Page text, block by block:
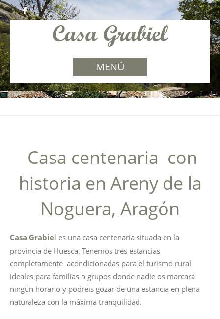
MENÚ
Casa centenaria con
historia en Areny de la
Noguera, Aragón
Casa Grabiel es una casa centenaria situada en la
provincia de Huesca. Tenemos tres estancias
completamente acondicionadas para el turismo rural
ideales para familias o grupos donde nadie os marcará
ningún horario y podréis gozar de una estancia en plena
naturaleza con la máxima tranquilidad.